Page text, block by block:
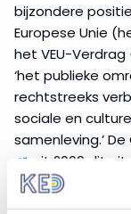
bijzondere
Europese Unie
het VEU-
‘het publieke
rechtstreeks
sociale en
samenleving.’
uit 2009 dit
Commissie